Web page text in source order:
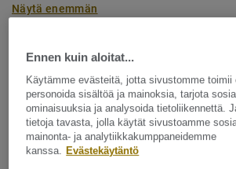
kestää erittäin hyvin tahroja ja
terveydenhoidossa käytettäviä
Näytä enemmän
TUOTTEEN OMINAISUUDET
18 väriä ja 2 kuosia, Pearl ja Graphite
iQ PUR -pinnan kemikaalienkesto on
paras
Ftalaatiton, erittäin pienet VOC-
päivän jälkeen)
Ennen kuin aloitat...
Käytämme evästeitä, jotta sivustomme toimii
personoida sisältöä ja mainoksia, tarjota
ominaisuuksia ja analysoida tietoliikennettä.
tietoja tavasta, jolla käytät sivustoamme
mainonta- ja analytiikkakumppaneidemme
kanssa. Evästekäytäntö